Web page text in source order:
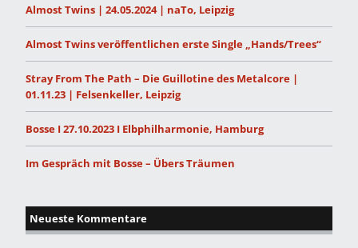
Almost Twins | 24.05.2024 | naTo, Leipzig
Almost Twins veröffentlichen erste Single „Hands/Trees“
Stray From The Path – Die Guillotine des Metalcore |
01.11.23 | Felsenkeller, Leipzig
Bosse I 27.10.2023 I Elbphilharmonie, Hamburg
Im Gespräch mit Bosse – Übers Träumen
Neueste Kommentare